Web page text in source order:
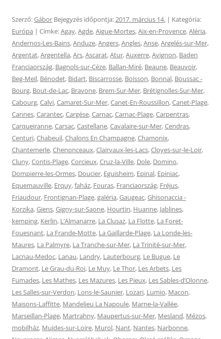
Szerző:Gábor Bejegyzés időpontja:2017. március 14. | Kategória:
Európa | Címke:Agay,Agde,Aigue-Mortes,Aix-en-Provence,Aléria,
Andernos-Les-Bains,Anduze,Angers,Angles,Anse,Argelés-sur-Mer,
Argentat,Argentella,Ars,Ascarat,Atur,Auxerre,Avignon, Baden
Franciaország, Bagnols-sur-Céze, Ballan-Miré, Beaune, Beauvoir,
Beg-Meil, Bénodet, Bidart, Biscarrosse, Boisson, Bonnal, Boussac -
Bourg, Bout-de-Lac, Bravone, Brem-Sur-Mer, Brétignolles-Sur-Mer,
Cabourg,Calvi,Camaret-Sur-Mer,Canet-En-Roussillon,Canet-Plage,
Cannes,Carantec,Cargése,Carnac,Carnac-Plage,Carpentras,
Carqueiranne,Carsac,Castellane,Cavalaire-sur-Mer,Cendras,
Centuri,Chabeuil,Chalons En Champagne,Chamonix,
Chantemerle,Chenonceaux,Clairvaux-les-Lacs,Cloyes-sur-le-Loir,
Cluny,Contis-Plage,Corcieux,Cruz-la-Ville, Dole, Domino,
Dompierre-les-Ormes, Doucier, Eguisheim, Epinal, Epiniac,
Equemauville, Erquy,faház, Fouras, Franciaország, Fréjus,
Friaudour, Frontignan-Plage,galéria,Gaugeac,Ghisonaccia -
Korzika,Giens,Gigny-sur-Saone, Hourtin, Huanne, Jablines,
kemping, Kerlin, L’Almanarre, La Clusaz, La Flotte, La Foret-
Fouesnant, La Frande-Motte, La Gaillarde-Plage, La Londe-les-
Maures, La Palmyre, La Tranche-sur-Mer, La Trinité-sur-Mer,
Lacnau-Medoc, Lanau, Landry, Lauterbourg, Le Bugue, Le
Dramont, Le Grau-du-Roi, Le Muy, Le Thor, Les Arbets, Les
Fumades, Les Mathes, Les Mazures, Les Pieux, Les Sables-d’Olonne,
Les Salles-sur-Verdon, Lons-le-Saunier, Lozari, Lumio, Macon,
Maisons-Laffitte, Mandelieu La Napoule, Marne-la-Vallée,
Marseillan-Plage, Martrahny, Maupertus-sur-Mer, Mesland, Mézos,
mobilház, Muides-sur-Loire, Murol, Nant, Nantes, Narbonne,